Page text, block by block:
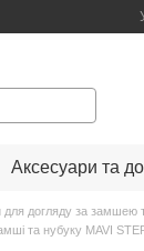
Аксесуари та
для догляду за замшею
та нубуку MAVI